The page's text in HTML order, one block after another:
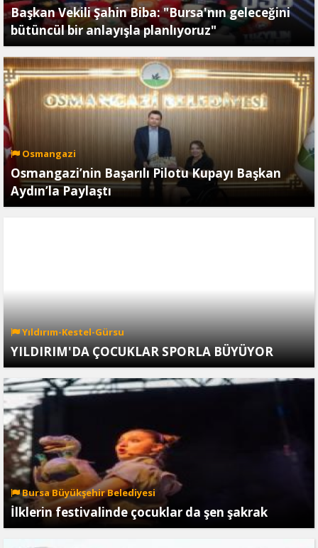
Başkan Vekili Şahin Biba: "Bursa'nın geleceğini
bütüncül bir anlayışla planlıyoruz"
Osmangazi
Osmangazi’nin Başarılı Pilotu Kupayı Başkan
Aydın’la Paylaştı
Yıldırım-Kestel-Gürsu
YILDIRIM'DA ÇOCUKLAR SPORLA BÜYÜYOR
Bursa Büyükşehir Belediyesi
İlklerin festivalinde çocuklar da şen şakrak